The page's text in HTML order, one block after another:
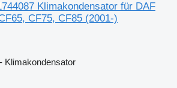
Klimakondensator für DAF
CF75, CF85 (2001-)
Klimakondensator